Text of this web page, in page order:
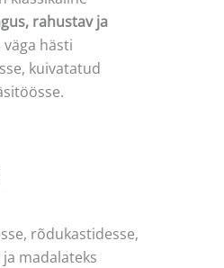
rahustav ja
hästi
kuivatatud
rõdukastidesse,
madalateks